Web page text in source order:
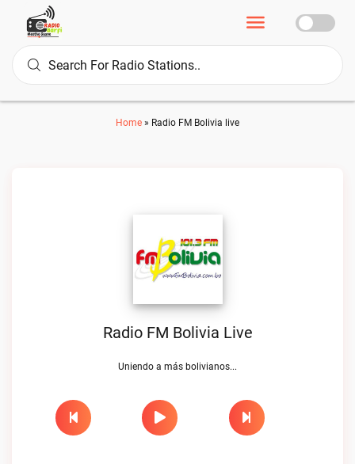
Home » Radio FM Bolivia live
Radio FM Bolivia Live
Uniendo a más bolivianos...